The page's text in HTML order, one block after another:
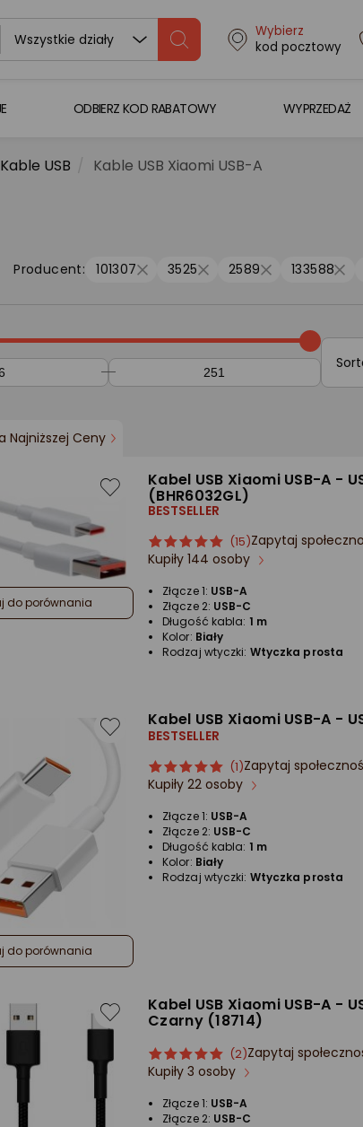
Wszystkie działy
Wybierz
kod pocztowy
ODBIERZ KOD RABATOWY WYPRZEDAŻ
Kable USB Kable USB Xiaomi USB-A
Producent: 101307 3525 2589 133588
Najniższej Ceny
do porównania
Kabel USB Xiaomi USB-A -
(BHR6032GL)
BESTSELLER
ocena
produktu
gwiazdki
Ocena
produktu
(15)Zapytaj
Kupiły 144 osoby
Złącze 1: USB-A
Złącze 2: USB-C
Długość kabla: 1 m
Kolor: Biały
Rodzaj wtyczki: Wtyczka prosta
do porównania
Kabel USB Xiaomi USB-A -
BESTSELLER
ocena
produktu
gwiazdki
Ocena
produktu
(1)Zapytaj
Kupiły 22 osoby
Złącze 1: USB-A
Złącze 2: USB-C
Długość kabla: 1 m
Kolor: Biały
Rodzaj wtyczki: Wtyczka prosta
Kabel USB Xiaomi USB-A -
Czarny (18714)
ocena
produktu
gwiazdki
Ocena
produktu
(2)Zapytaj
Kupiły 3 osoby
Złącze 1: USB-A
Złącze 2: USB-C